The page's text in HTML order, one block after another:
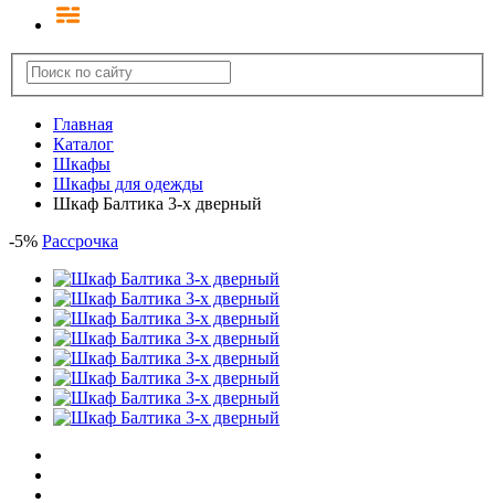
Главная
Каталог
Шкафы
Шкафы для одежды
Шкаф Балтика 3-х дверный
-5% Рассрочка